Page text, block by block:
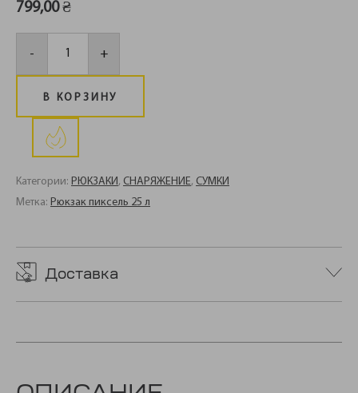
799,00₴
-
Количество
товара
Рюкзак
25
+
В КОРЗИНУ
Категории: РЮКЗАКИ, СНАРЯЖЕНИЕ, СУМКИ
Метка: Рюкзак пиксель 25 л
Доставка